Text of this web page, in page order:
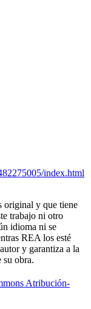
index.html
original y que tiene
trabajo ni otro
idioma ni se
REA los esté
y garantiza a la
su obra.
Atribución-